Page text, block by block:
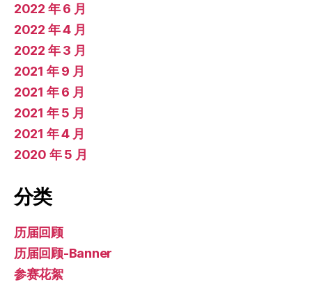
2022 年 6 月
2022 年 4 月
2022 年 3 月
2021 年 9 月
2021 年 6 月
2021 年 5 月
2021 年 4 月
2020 年 5 月
分类
历届回顾
历届回顾-Banner
参赛花絮